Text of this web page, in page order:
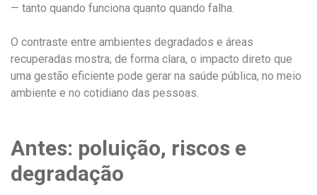
— tanto quando funciona quanto quando falha.
O contraste entre ambientes degradados e áreas
recuperadas mostra, de forma clara, o impacto direto que
uma gestão eficiente pode gerar na saúde pública, no meio
ambiente e no cotidiano das pessoas.
Antes: poluição, riscos e
degradação